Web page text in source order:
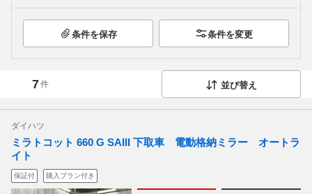
条件を保存 条件を変更
7件 並び替え
ダイハツ
ミラトコット 660 G SAIII 下取車 電動格納ミラー オートラ
イト
保証付 購入プラン付き